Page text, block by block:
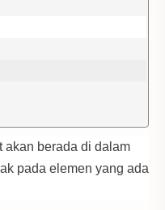
akan berada di dalam
pada elemen yang ada